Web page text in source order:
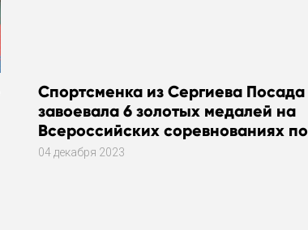
Спортсменка из Сергиева Посада
завоевала 6 золотых медалей на
Всероссийских соревнованиях по
плаванию
04 декабря 2023